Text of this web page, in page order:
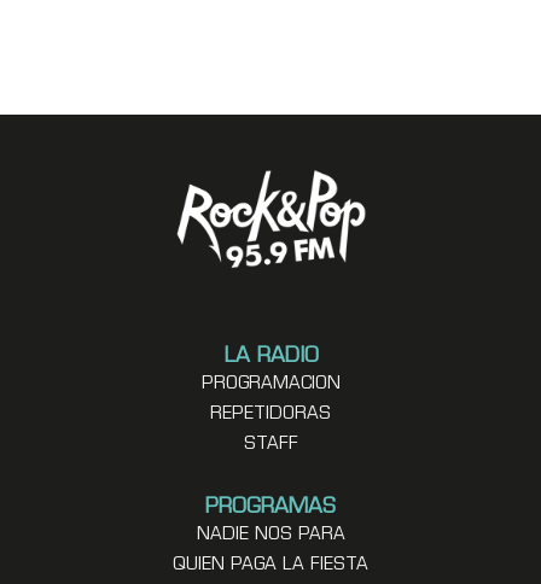
LA RADIO
PROGRAMACION
REPETIDORAS
STAFF
PROGRAMAS
NADIE NOS PARA
QUIEN PAGA LA FIESTA